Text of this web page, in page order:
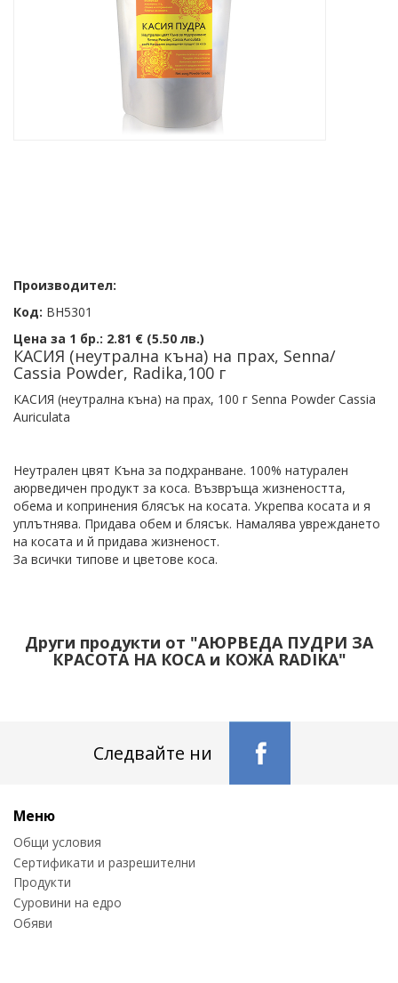
Производител:
Код: BH5301
Цена за 1 бр.: 2.81 € (5.50 лв.)
КАСИЯ (неутрална къна) на прах, Senna/
Cassia Powder, Radika,100 г
КАСИЯ (неутрална къна) на прах, 100 г Senna Powder Cassia
Auriculata
Неутрален цвят Къна за подхранване. 100% натурален
аюрведичен продукт за коса. Възвръща жизнеността,
обема и копринения блясък на косата. Укрепва косата и я
уплътнява. Придава обем и блясък. Намалява увреждането
на косата и й придава жизненост.
За всички типове и цветове коса.
Други продукти от "АЮРВЕДА ПУДРИ ЗА
КРАСОТА НА КОСА и КОЖА RADIKA"
Следвайте ни
Меню
Общи условия
Сертификати и разрешителни
Продукти
Суровини на едро
Обяви